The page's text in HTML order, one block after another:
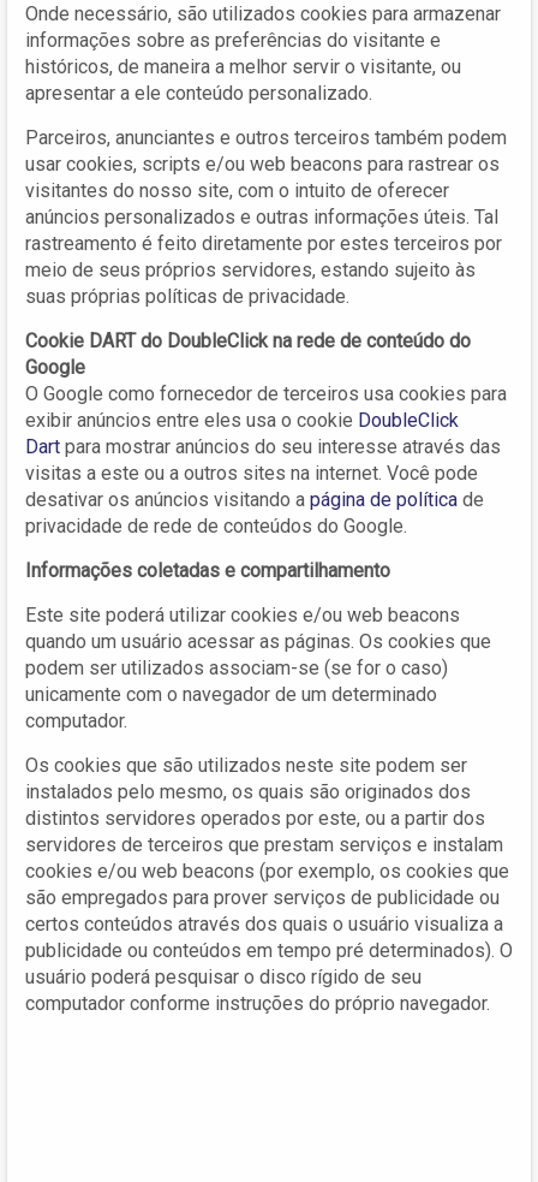
Onde necessário, são utilizados cookies para armazenar
informações sobre as preferências do visitante e
históricos, de maneira a melhor servir o visitante, ou
apresentar a ele conteúdo personalizado.
Parceiros, anunciantes e outros terceiros também podem
usar cookies, scripts e/ou web beacons para rastrear os
visitantes do nosso site, com o intuito de oferecer
anúncios personalizados e outras informações úteis. Tal
rastreamento é feito diretamente por estes terceiros por
meio de seus próprios servidores, estando sujeito às
suas próprias políticas de privacidade.
Cookie DART do DoubleClick na rede de conteúdo do
Google
O Google como fornecedor de terceiros usa cookies para
exibir anúncios entre eles usa o cookie DoubleClick
Dart para mostrar anúncios do seu interesse através das
visitas a este ou a outros sites na internet. Você pode
desativar os anúncios visitando a página de política de
privacidade de rede de conteúdos do Google.
Informações coletadas e compartilhamento
Este site poderá utilizar cookies e/ou web beacons
quando um usuário acessar as páginas. Os cookies que
podem ser utilizados associam-se (se for o caso)
unicamente com o navegador de um determinado
computador.
Os cookies que são utilizados neste site podem ser
instalados pelo mesmo, os quais são originados dos
distintos servidores operados por este, ou a partir dos
servidores de terceiros que prestam serviços e instalam
cookies e/ou web beacons (por exemplo, os cookies que
são empregados para prover serviços de publicidade ou
certos conteúdos através dos quais o usuário visualiza a
publicidade ou conteúdos em tempo pré determinados). O
usuário poderá pesquisar o disco rígido de seu
computador conforme instruções do próprio navegador.